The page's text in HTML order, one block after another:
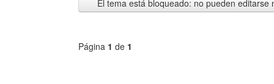
El tema está bloqueado: no pueden editarse
Página 1 de 1